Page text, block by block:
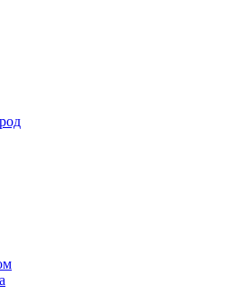
сроки изготовления:
— 24 часа.
— от 4 часов, по согласованию.
выдачи заказов или
в день заказа